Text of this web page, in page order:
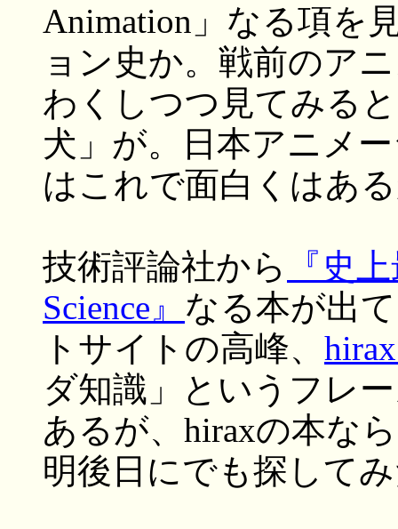
Animation」なる項を
ョン史か。戦前のア
わくしつつ見てみる
犬」が。日本アニメ
はこれで面白くはあ
技術評論社から
『史
Science』 なる本が出
トサイトの高峰、
ダ知識」というフレ
あるが、hiraxの本な
明後日にでも探して